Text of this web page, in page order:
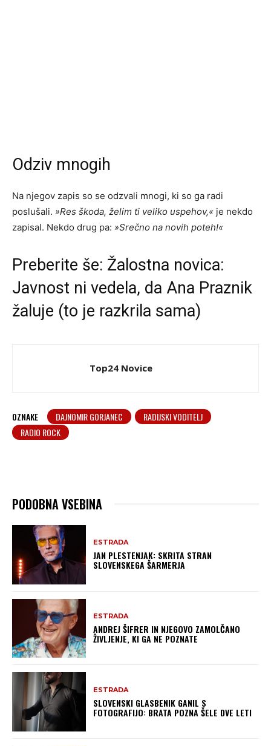
Odziv mnogih
Na njegov zapis so se odzvali mnogi, ki so ga radi
poslušali. »Res škoda, želim ti veliko uspehov,« je nekdo
zapisal. Nekdo drug pa: »Srečno na novih poteh!«
Preberite še: Žalostna novica:
Javnost ni vedela, da Ana Praznik
žaluje (to je razkrila sama)
Top24 Novice
OZNAKE DAJNOMIR GORJANEC
RADIJSKI VODITELJ
RADIO ROCK
PODOBNA VSEBINA
ESTRADA
JAN PLESTENJAK: SKRITA STRAN
SLOVENSKEGA ŠARMERJA
ESTRADA
ANDREJ ŠIFRER IN NJEGOVO ZAMOLČANO
ŽIVLJENJE, KI GA NE POZNATE
ESTRADA
SLOVENSKI GLASBENIK GANIL S
FOTOGRAFIJO: BRATA POZNA ŠELE DVE LETI